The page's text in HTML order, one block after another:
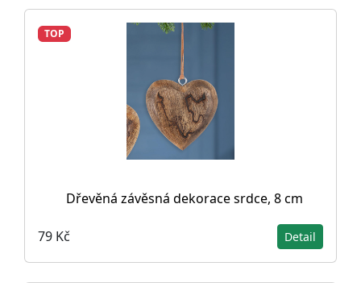
TOP
Dřevěná závěsná dekorace srdce, 8 cm
79 Kč Detail